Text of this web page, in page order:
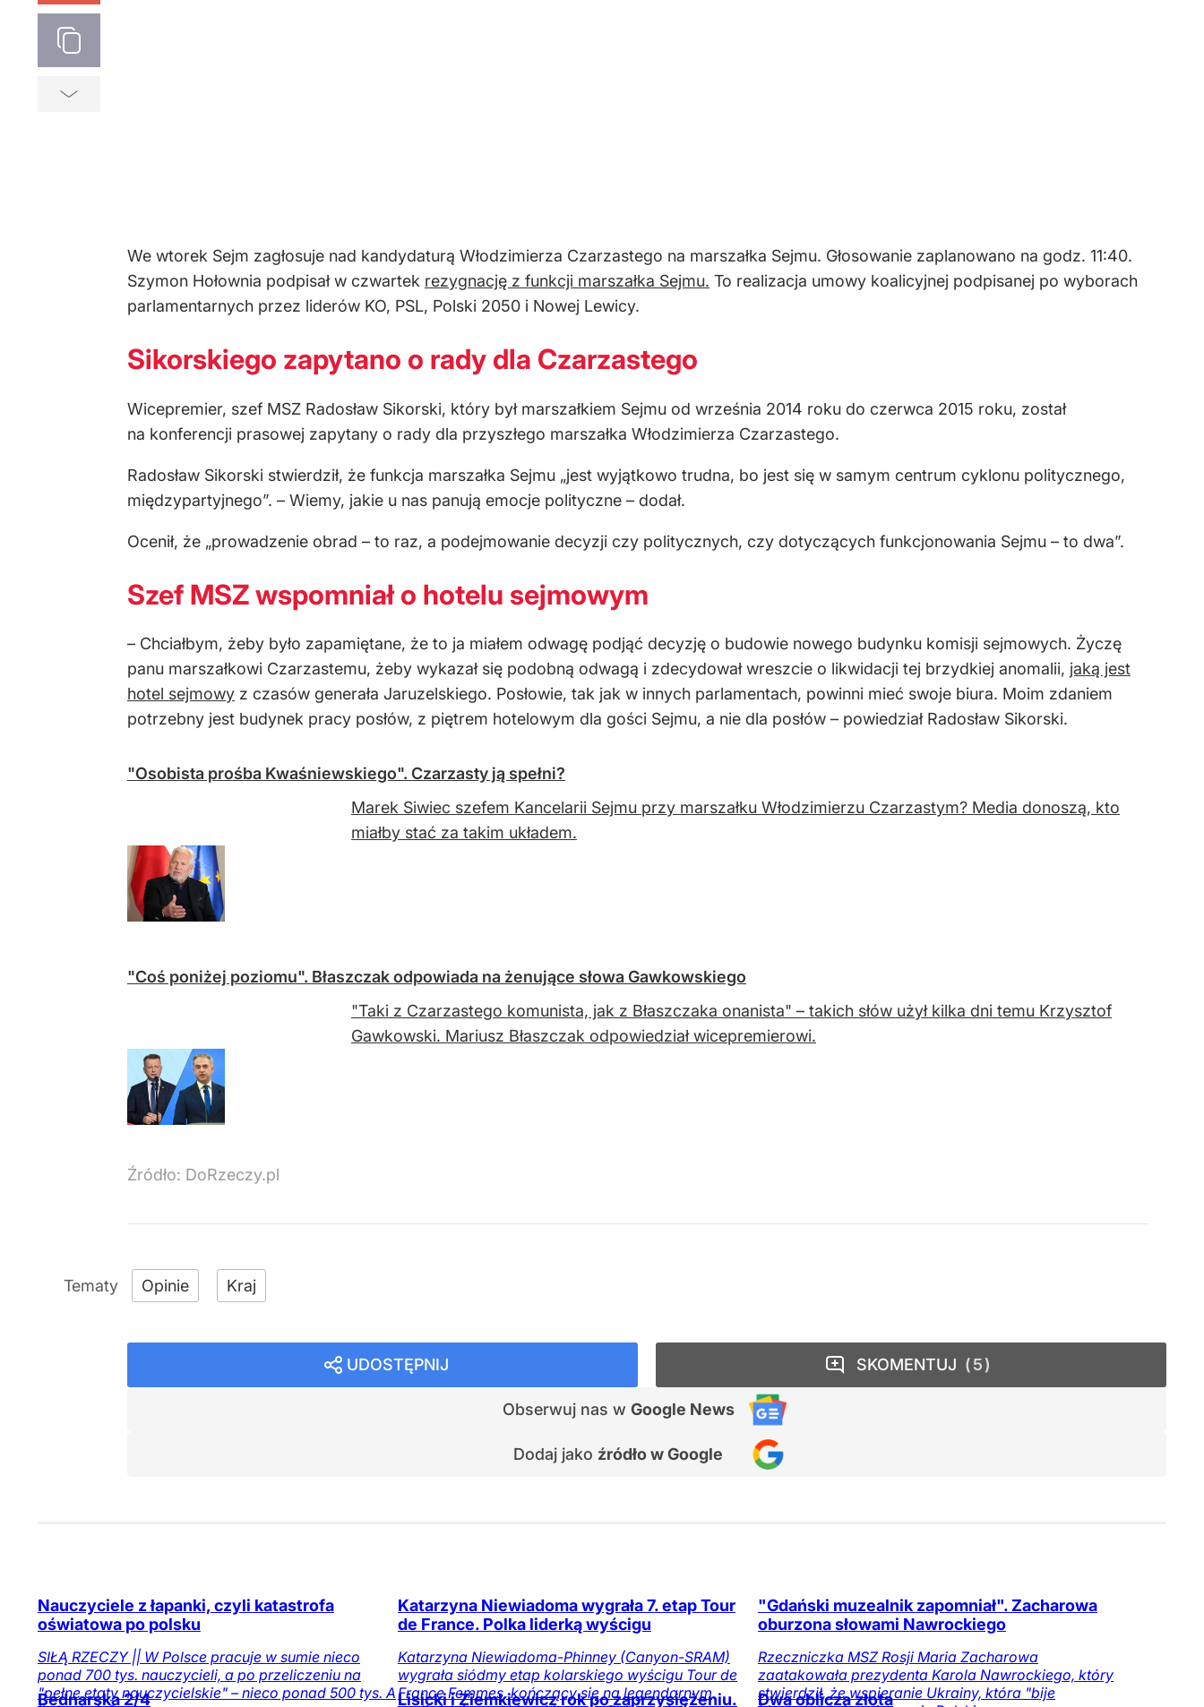
We wtorek Sejm zagłosuje nad kandydaturą Włodzimierza Czarzastego na marszałka Sejmu. Głosowanie zaplanowano na godz. 11:40.
Szymon Hołownia podpisał w czwartek rezygnację z funkcji marszałka Sejmu. To realizacja umowy koalicyjnej podpisanej po wyborach
parlamentarnych przez liderów KO, PSL, Polski 2050 i Nowej Lewicy.
Sikorskiego zapytano o rady dla Czarzastego
Wicepremier, szef MSZ Radosław Sikorski, który był marszałkiem Sejmu od września 2014 roku do czerwca 2015 roku, został
na konferencji prasowej zapytany o rady dla przyszłego marszałka Włodzimierza Czarzastego.
Radosław Sikorski stwierdził, że funkcja marszałka Sejmu „jest wyjątkowo trudna, bo jest się w samym centrum cyklonu politycznego,
międzypartyjnego”. – Wiemy, jakie u nas panują emocje polityczne – dodał.
Ocenił, że „prowadzenie obrad – to raz, a podejmowanie decyzji czy politycznych, czy dotyczących funkcjonowania Sejmu – to dwa”.
Szef MSZ wspomniał o hotelu sejmowym
– Chciałbym, żeby było zapamiętane, że to ja miałem odwagę podjąć decyzję o budowie nowego budynku komisji sejmowych. Życzę
panu marszałkowi Czarzastemu, żeby wykazał się podobną odwagą i zdecydował wreszcie o likwidacji tej brzydkiej anomalii, jaką jest
hotel sejmowy z czasów generała Jaruzelskiego. Posłowie, tak jak w innych parlamentach, powinni mieć swoje biura. Moim zdaniem
potrzebny jest budynek pracy posłów, z piętrem hotelowym dla gości Sejmu, a nie dla posłów – powiedział Radosław Sikorski.
"Osobista prośba Kwaśniewskiego". Czarzasty ją spełni?
Marek Siwiec szefem Kancelarii Sejmu przy marszałku Włodzimierzu Czarzastym? Media donoszą, kto
miałby stać za takim układem.
"Coś poniżej poziomu". Błaszczak odpowiada na żenujące słowa Gawkowskiego
"Taki z Czarzastego komunista, jak z Błaszczaka onanista" – takich słów użył kilka dni temu Krzysztof
Gawkowski. Mariusz Błaszczak odpowiedział wicepremierowi.
Źródło: DoRzeczy.pl
Opinie Kraj
UDOSTĘPNIJ
Obserwuj nas w Google News
Dodaj jako źródło w Google
SKOMENTUJ 5
Nauczyciele z łapanki, czyli katastrofa
oświatowa po polsku
SIŁĄ RZECZY || W Polsce pracuje w sumie nieco
ponad 700 tys. nauczycieli, a po przeliczeniu na
"pełne etaty nauczycielskie" – nieco ponad 500 tys. A
Katarzyna Niewiadoma wygrała 7. etap Tour
de France. Polka liderką wyścigu
Katarzyna Niewiadoma-Phinney (Canyon-SRAM)
wygrała siódmy etap kolarskiego wyścigu Tour de
France Femmes, kończący się na legendarnym
"Gdański muzealnik zapomniał". Zacharowa
oburzona słowami Nawrockiego
Rzeczniczka MSZ Rosji Maria Zacharowa
zaatakowała prezydenta Karola Nawrockiego, który
stwierdził, że wspieranie Ukrainy, która "bije
Bednarska 2/4 Lisicki i Ziemkiewicz rok po zaprzysiężeniu. Dwa oblicza złota